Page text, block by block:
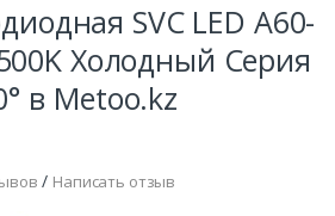
SVC LED A60-
Холодный Серия
в Metoo.kz
/ Написать отзыв